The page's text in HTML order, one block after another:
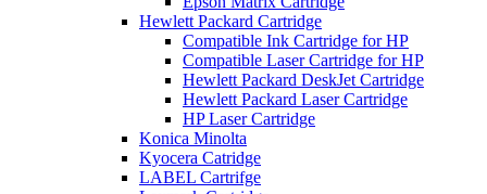
Hewlett Packard Cartridge
Compatible Ink Cartridge for HP
Compatible Laser Cartridge for HP
Hewlett Packard DeskJet Cartridge
Hewlett Packard Laser Cartridge
HP Laser Cartridge
Konica Minolta
Kyocera Catridge
LABEL Cartrifge